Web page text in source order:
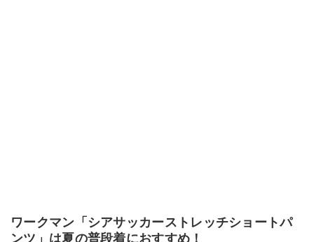
ワークマン「シアサッカーストレッチショートパ
ンツ」は夏の普段着におすすめ！